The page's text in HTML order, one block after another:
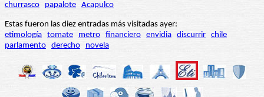
churrasco
papalote Acapulco
Estas fueron las diez entradas más visitadas ayer:
etimología tomate metro financiero envidia discurrir chile
parlamento derecho novela